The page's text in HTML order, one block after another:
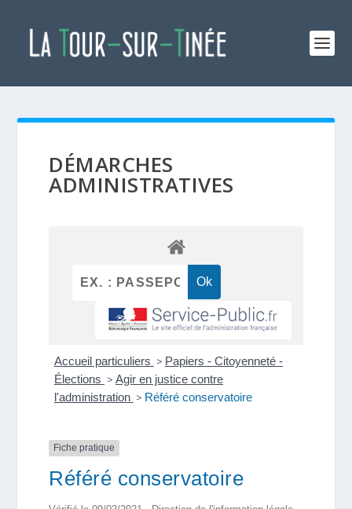
DÉMARCHES
ADMINISTRATIVES
Accueil particuliers > Papiers - Citoyenneté -
Élections > Agir en justice contre
l'administration > Référé conservatoire
Fiche pratique
Référé conservatoire